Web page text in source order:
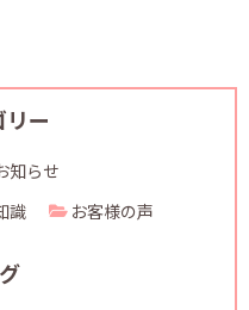
リー
知らせ
識 お客様の声